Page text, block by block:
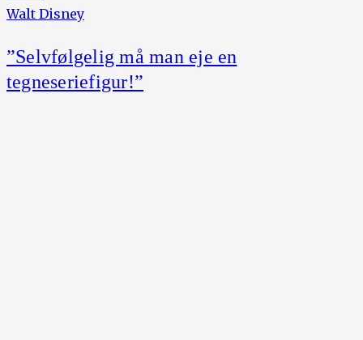
Walt Disney
”Selvfølgelig må man eje en
tegneseriefigur!”